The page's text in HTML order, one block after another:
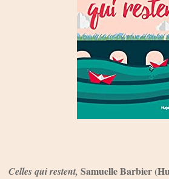
Celles qui restent, Samuelle Barbier